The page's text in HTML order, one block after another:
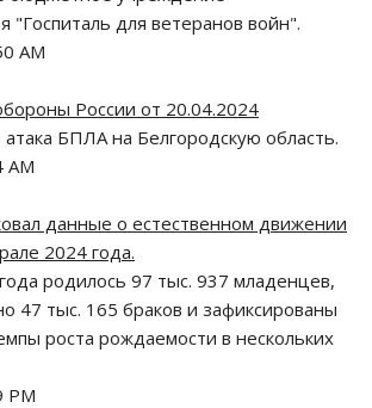
"Госпиталь для ветеранов войн".
AM
России от 20.04.2024
БПЛА на Белгородскую область.
AM
данные о естественном движении
2024 года.
родилось 97 тыс. 937 младенцев,
47 тыс. 165 браков и зафиксированы
роста рождаемости в нескольких
PM